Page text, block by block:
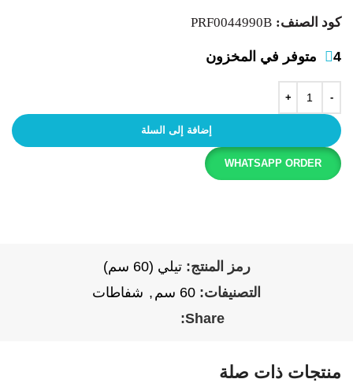
كود الصنف: PRF0044990B
4 متوفر في المخزون
إضافة إلى السلة
WHATSAPP ORDER
رمز المنتج:تيلي (60 سم)
التصنيفات: 60 سم , شفاطات
Share:
منتجات ذات صلة